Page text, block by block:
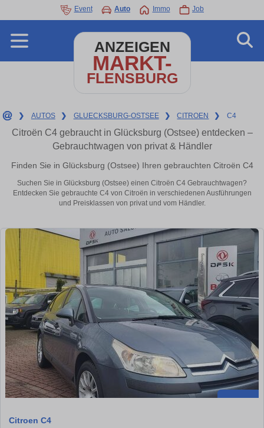
Event Auto Immo Job
ANZEIGEN
MARKT-
FLENSBURG
❯ AUTOS ❯ GLUECKSBURG-OSTSEE ❯ CITROEN ❯ C4
Citroën C4 gebraucht in Glücksburg (Ostsee) entdecken –
Gebrauchtwagen von privat & Händler
Finden Sie in Glücksburg (Ostsee) Ihren gebrauchten Citroën C4
Suchen Sie in Glücksburg (Ostsee) einen Citroën C4 Gebrauchtwagen?
Entdecken Sie gebrauchte C4 von Citroën in verschiedenen Ausführungen
und Preisklassen von privat und vom Händler.
Citroen C4